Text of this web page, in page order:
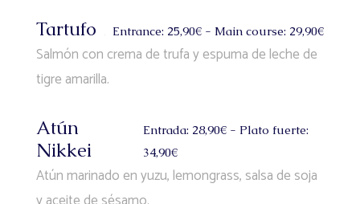
Tartufo Entrance: 25,90€ - Main course: 29,90€
Salmón con crema de trufa y espuma de leche de
tigre amarilla.
Atún
Nikkei
Entrada: 28,90€ - Plato fuerte:
34,90€
Atún marinado en yuzu, lemongrass, salsa de soja